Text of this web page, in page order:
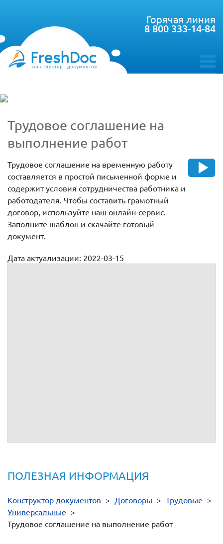
toggle
Горячая линия
8 800 333-14-84
Трудовое соглашение на
выполнение работ
Трудовое соглашение на временную работу
составляется в простой письменной форме и
содержит условия сотрудничества работника и
работодателя. Чтобы составить грамотный
договор, используйте наш онлайн-сервис.
Заполните шаблон и скачайте готовый
документ.
Дата актуализации: 2022-03-15
ПОЛЕЗНАЯ ИНФОРМАЦИЯ
Конструктор документов > Договоры > Трудовые >
Универсальные >
Трудовое соглашение на выполнение работ